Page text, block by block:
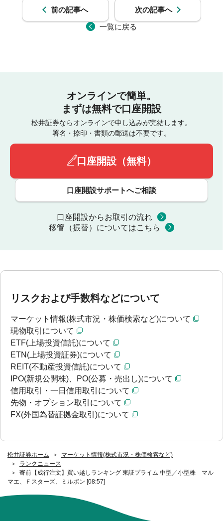
松井証券ホーム
マーケット情報(株式市況・株価検索など)
ランクニュース
寄前【成行注文】買い越しランキング 東証プライム 中型／小型株 マル
マエ、Ｆスターズ、ミルボン [08:57]
前の記事へ
次の記事へ
一覧に戻る
オンラインで簡単。
まずは無料で口座開設
松井証券ならオンラインで申し込みが完結します。
署名・捺印・書類の郵送は不要です。
口座開設（無料）
口座開設サポートへご相談
口座開設からお取引の流れ
移管（振替）についてはこちら
リスクおよび手数料などについて
マーケット情報(株式市況・株価検索など)について
現物取引について
ETF(上場投資信託)について
ETN(上場投資証券)について
REIT(不動産投資信託)について
IPO(新規公開株)、PO(公募・売出し)について
信用取引・一日信用取引について
先物・オプション取引について
FX(外国為替証拠金取引)について